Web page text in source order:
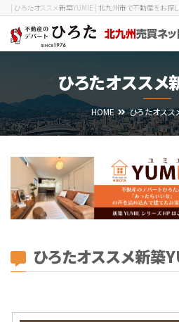
物件検索
売却をお考えの方
北九州エリアガイド
お役立ち情報
会社案内
会員ログイン
メニューを
ひろたオススメ
HOME ひろたオスス
ひろたオススメ新築